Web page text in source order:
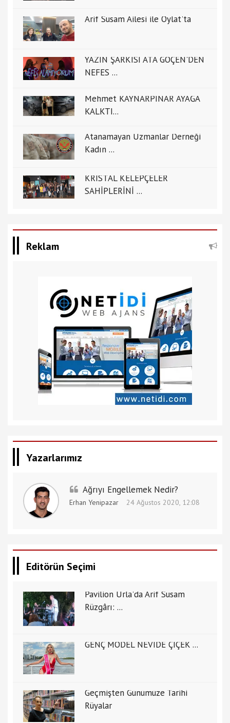
Arif Susam Ailesi ile Oylat'ta
YAZIN ŞARKISI ATA GÖÇEN'DEN
NEFES ...
Mehmet KAYNARPINAR AYAĞA
KALKTI...
Atanamayan Uzmanlar Derneği
Kadın ...
KRİSTAL KELEPÇELER
SAHİPLERİNİ ...
Reklam
Yazarlarımız
Ağrıyı Engellemek Nedir?
Erhan Yenipazar 24 Ağustos 2020, 12:08
Editörün Seçimi
Pavilion Urla'da Arif Susam
Rüzgârı: ...
GENÇ MODEL NEVİDE ÇİÇEK ...
Geçmişten Günümüze Tarihi
Rüyalar